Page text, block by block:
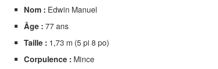
Nom : Edwin Manuel
Âge : 77 ans
Taille : 1,73 m (5 pi 8 po)
Corpulence : Mince